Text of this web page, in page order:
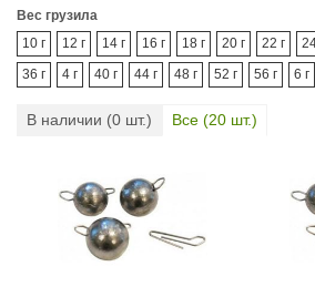
Вес грузила
10 г
12 г 14 г 16 г 18 г 20 г 22 г
36 г
4 г 40 г 44 г 48 г 52 г 56 г 6 г
В наличии (0 шт.) Все (20 шт.)